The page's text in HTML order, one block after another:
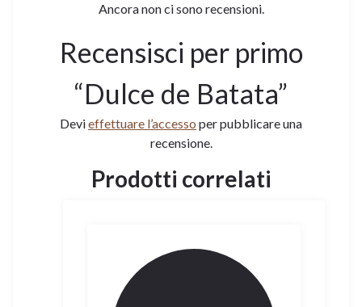
Ancora non ci sono recensioni.
Recensisci per primo
“Dulce de Batata”
Devieffettuare l’accesso per pubblicare una
recensione.
Prodotti correlati